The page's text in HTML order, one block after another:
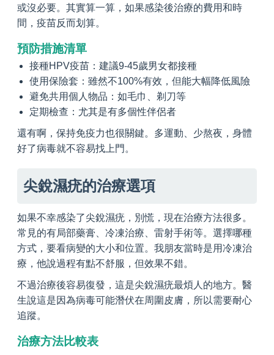
或沒必要。其實算一算，如果感染後治療的費用和時
間，疫苗反而划算。
預防措施清單
接種HPV疫苗：建議9-45歲男女都接種
使用保險套：雖然不100%有效，但能大幅降低風險
避免共用個人物品：如毛巾、剃刀等
定期檢查：尤其是有多個性伴侶者
還有啊，保持免疫力也很關鍵。多運動、少熬夜，身體
好了病毒就不容易找上門。
尖銳濕疣的治療選項
如果不幸感染了尖銳濕疣，別慌，現在治療方法很多。
常見的有局部藥膏、冷凍治療、雷射手術等。選擇哪種
方式，要看病變的大小和位置。我朋友當時是用冷凍治
療，他說過程有點不舒服，但效果不錯。
不過治療後容易復發，這是尖銳濕疣最煩人的地方。醫
生說這是因為病毒可能潛伏在周圍皮膚，所以需要耐心
追蹤。
治療方法比較表